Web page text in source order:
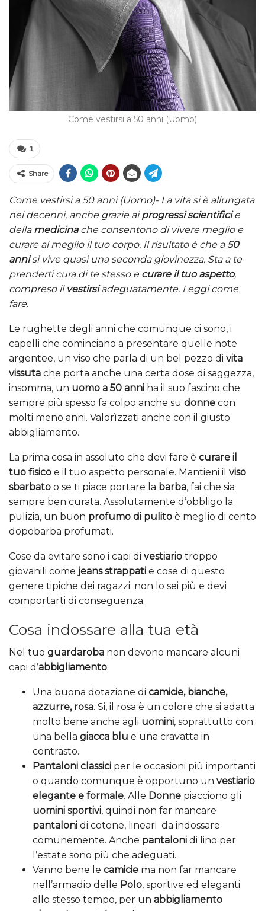
Come vestirsi a 50 anni (Uomo)
1
Share
Come vestirsi a 50 anni (Uomo)- La vita si è allungata
nei decenni, anche grazie aiprogressi scientificie
della medicinache consentono di vivere meglio e
curare al meglio il tuo corpo. Il risultato è che a50
annisi vive quasi una seconda giovinezza. Sta a te
prenderti cura di te stesso e curare il tuo aspetto,
compreso il vestirsiadeguatamente. Leggi come
fare.
Le rughette degli anni che comunque ci sono, i
capelli che cominciano a presentare quelle note
argentee, un viso che parla di un bel pezzo di vita
vissuta che porta anche una certa dose di saggezza,
insomma, un uomo a 50 anni ha il suo fascino che
sempre più spesso fa colpo anche su donne con
molti meno anni. Valorìzzati anche con il giusto
abbigliamento.
La prima cosa in assoluto che devi fare è curare il
tuo fisico e il tuo aspetto personale. Mantieni il viso
sbarbato o se ti piace portare la barba, fai che sia
sempre ben curata. Assolutamente d’obbligo la
pulizia, un buon profumo di pulito è meglio di cento
dopobarba profumati.
Cose da evitare sono i capi di vestiario troppo
giovanili come jeans strappati e cose di questo
genere tipiche dei ragazzi: non lo sei più e devi
comportarti di conseguenza.
Cosa indossare alla tua età
Nel tuo guardaroba non devono mancare alcuni
capi d’abbigliamento:
Una buona dotazione di camicie, bianche,
azzurre, rosa. Si, il rosa è un colore che si adatta
molto bene anche agli uomini, soprattutto con
una bella giacca blu e una cravatta in
contrasto.
Pantaloni classici per le occasioni più importanti
o quando comunque è opportuno un vestiario
elegante e formale. Alle Donne piacciono gli
uomini sportivi, quindi non far mancare
pantaloni di cotone, lineari da indossare
comunemente. Anche pantaloni di lino per
l’estate sono più che adeguati.
Vanno bene le camicie ma non far mancare
nell’armadio delle Polo, sportive ed eleganti
allo stesso tempo, per un abbigliamento